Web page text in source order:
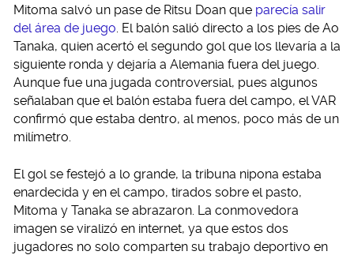
Mitoma salvó un pase de Ritsu Doan que parecía salir
del área de juego. El balón salió directo a los pies de Ao
Tanaka, quien acertó el segundo gol que los llevaría a la
siguiente ronda y dejaría a Alemania fuera del juego.
Aunque fue una jugada controversial, pues algunos
señalaban que el balón estaba fuera del campo, el VAR
confirmó que estaba dentro, al menos, poco más de un
milímetro.
El gol se festejó a lo grande, la tribuna nipona estaba
enardecida y en el campo, tirados sobre el pasto,
Mitoma y Tanaka se abrazaron. La conmovedora
imagen se viralizó en internet, ya que estos dos
jugadores no solo comparten su trabajo deportivo en